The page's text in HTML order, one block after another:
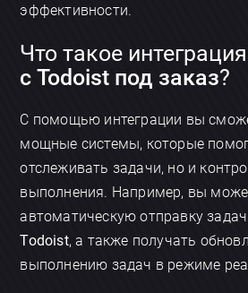
эффективности.
Что такое интеграция
с Todoist под заказ?
С помощью интеграции вы
мощные системы, которые
отслеживать задачи, но и
выполнения. Например, вы
автоматическую отправку
Todoist, а также получать
выполнению задач в режиме